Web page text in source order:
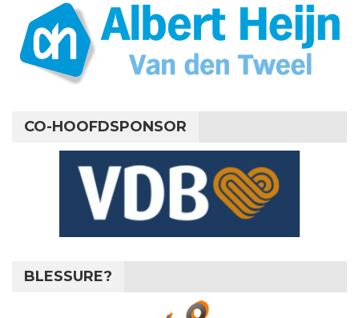
CO-HOOFDSPONSOR
BLESSURE?